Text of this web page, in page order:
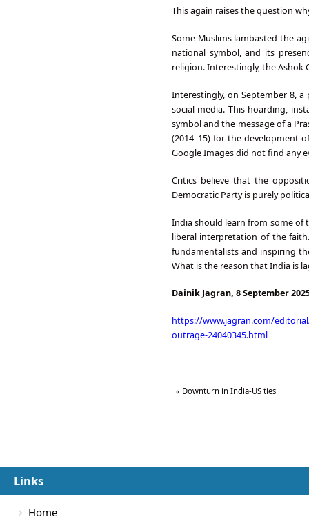
This again raises the question
Some Muslims lambasted the
national symbol, and its
religion. Interestingly, the Ashok
Interestingly, on September 8,
social media. This hoarding,
symbol and the message of a
(2014–15) for the development
Google Images did not find any
Critics believe that the
Democratic Party is purely
India should learn from some of
liberal interpretation of the
fundamentalists and inspiring
What is the reason that India is
Dainik Jagran, 8 September
https://www.jagran.com/
outrage-24040345.html
« Downturn in India-US ties
Links
Home